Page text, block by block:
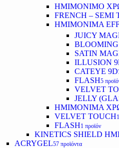
ΗΜΙΜΟΝΙΜΟ
FRENCH – SEMI
HMIMONIMA
JUICY
SATIN
ILLUSION
CATEYE 9D
FLASH5
VELVET
JELLY
ΗΜΙΜΟΝΙΜA
VELVET TOUCH
FLASH1 προϊόν
KINETICS SHIELD
ACRYGEL57 προϊόντα